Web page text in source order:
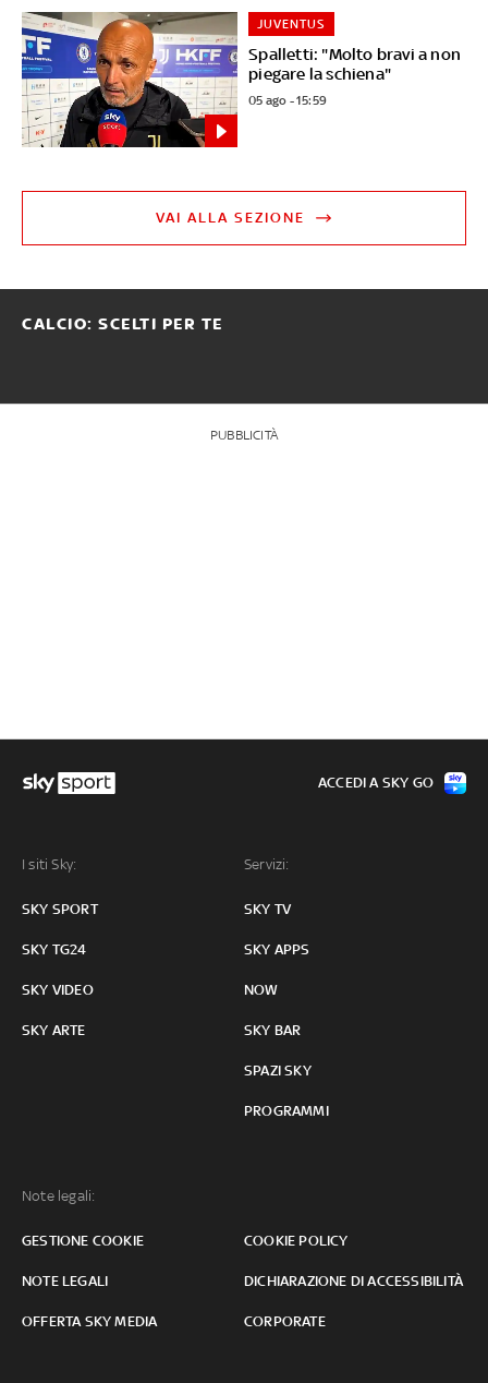
Spalletti: "Molto bravi a non
piegare la schiena"
JUVENTUS
05 ago - 15:59
VAI ALLA SEZIONE
CALCIO: SCELTI PER TE
PUBBLICITÀ
I siti Sky:
SKY SPORT
SKY TG24
SKY VIDEO
SKY ARTE
Servizi:
SKY TV
SKY APPS
NOW
SKY BAR
SPAZI SKY
PROGRAMMI
Note legali:
GESTIONE COOKIE COOKIE POLICY
NOTE LEGALI DICHIARAZIONE DI ACCESSIBILITÀ
OFFERTA SKY MEDIA CORPORATE
ACCEDI A SKY GO